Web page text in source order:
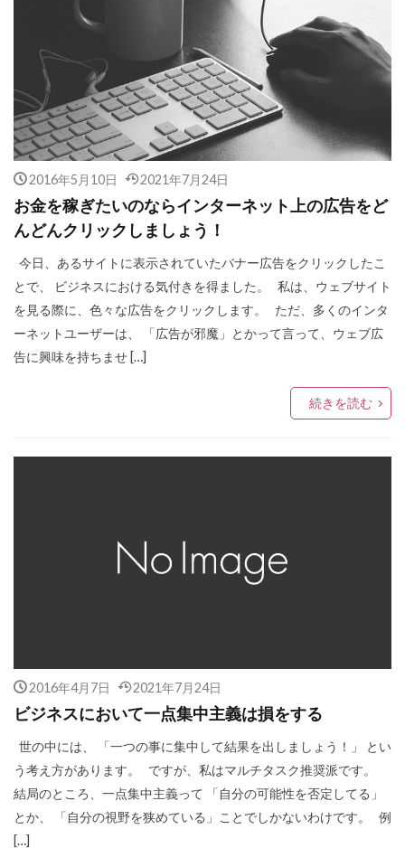
2016年5月10日 2021年7月24日
お金を稼ぎたいのならインターネット上の広告をど
んどんクリックしましょう！
今日、あるサイトに表示されていたバナー広告をクリックしたこ
とで、 ビジネスにおける気付きを得ました。 私は、ウェブサイト
を見る際に、色々な広告をクリックします。 ただ、多くのインタ
ーネットユーザーは、 「広告が邪魔」とかって言って、ウェブ広
告に興味を持ちませ […]
続きを読む
2016年4月7日 2021年7月24日
ビジネスにおいて一点集中主義は損をする
世の中には、 「一つの事に集中して結果を出しましょう！」 とい
う考え方があります。 ですが、私はマルチタスク推奨派です。
結局のところ、一点集中主義って 「自分の可能性を否定してる」
とか、 「自分の視野を狭めている」ことでしかないわけです。 例
[…]